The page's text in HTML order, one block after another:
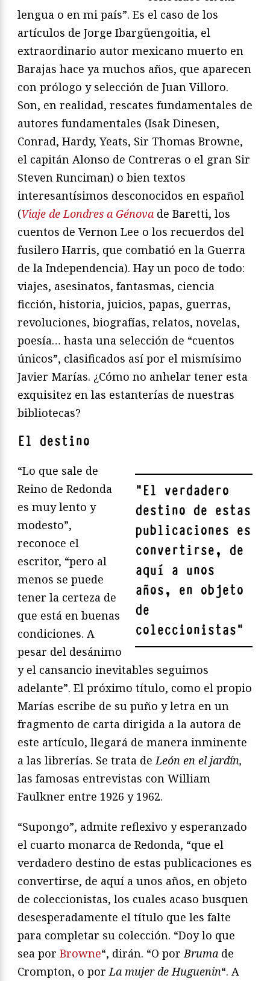
lengua o en mi país”. Es el caso de los
artículos de Jorge Ibargüengoitia, el
extraordinario autor mexicano muerto en
Barajas hace ya muchos años, que aparecen
con prólogo y selección de Juan Villoro.
Son, en realidad, rescates fundamentales de
autores fundamentales (Isak Dinesen,
Conrad, Hardy, Yeats, Sir Thomas Browne,
el capitán Alonso de Contreras o el gran Sir
Steven Runciman) o bien textos
interesantísimos desconocidos en español
(Viaje de Londres a Génova de Baretti, los
cuentos de Vernon Lee o los recuerdos del
fusilero Harris, que combatió en la Guerra
de la Independencia). Hay un poco de todo:
viajes, asesinatos, fantasmas, ciencia
ficción, historia, juicios, papas, guerras,
revoluciones, biografías, relatos, novelas,
poesía… hasta una selección de “cuentos
únicos”, clasificados así por el mismísimo
Javier Marías. ¿Cómo no anhelar tener esta
exquisitez en las estanterías de nuestras
bibliotecas?
El destino
"El verdadero
destino de estas
publicaciones es
convertirse, de
aquí a unos
años, en objeto
de
coleccionistas"
“Lo que sale de
Reino de Redonda
es muy lento y
modesto”,
reconoce el
escritor, “pero al
menos se puede
tener la certeza de
que está en buenas
condiciones. A
pesar del desánimo
y el cansancio inevitables seguimos
adelante”. El próximo título, como el propio
Marías escribe de su puño y letra en un
fragmento de carta dirigida a la autora de
este artículo, llegará de manera inminente
a las librerías. Se trata de León en el jardín,
las famosas entrevistas con William
Faulkner entre 1926 y 1962.
“Supongo”, admite reflexivo y esperanzado
el cuarto monarca de Redonda, “que el
verdadero destino de estas publicaciones es
convertirse, de aquí a unos años, en objeto
de coleccionistas, los cuales acaso busquen
desesperadamente el título que les falte
para completar su colección. “Doy lo que
sea por Browne“, dirán. “O por Bruma de
Crompton, o por La mujer de Huguenin“. A